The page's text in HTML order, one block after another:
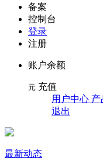
备案
控制台
登录
注册
账户余额
元 充值
用户中心
退出
最新动态